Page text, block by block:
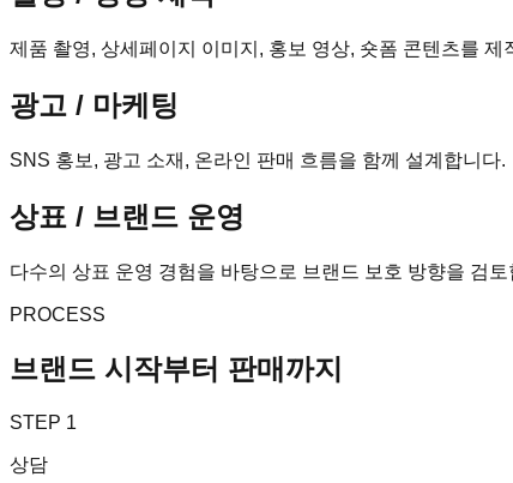
제품 촬영, 상세페이지 이미지, 홍보 영상, 숏폼 콘텐츠를 제
광고 / 마케팅
SNS 홍보, 광고 소재, 온라인 판매 흐름을 함께 설계합니다.
상표 / 브랜드 운영
다수의 상표 운영 경험을 바탕으로 브랜드 보호 방향을 검토
PROCESS
브랜드 시작부터 판매까지
STEP 1
상담